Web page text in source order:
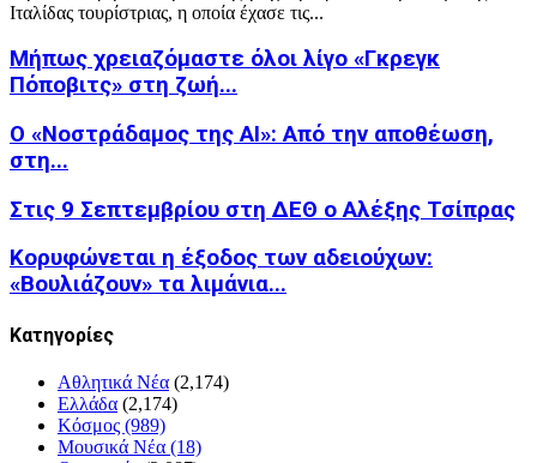
Ιταλίδας τουρίστριας, η οποία έχασε τις...
Μήπως χρειαζόμαστε όλοι λίγο «Γκρεγκ
Πόποβιτς» στη ζωή...
Ο «Νοστράδαμος της AI»: Από την αποθέωση,
στη...
Στις 9 Σεπτεμβρίου στη ΔΕΘ ο Αλέξης Τσίπρας
Κορυφώνεται η έξοδος των αδειούχων:
«Βουλιάζουν» τα λιμάνια...
Kατηγορίες
Αθλητικά Νέα (2,174)
Ελλάδα (2,174)
Κόσμος (989)
Μουσικά Νέα (18)